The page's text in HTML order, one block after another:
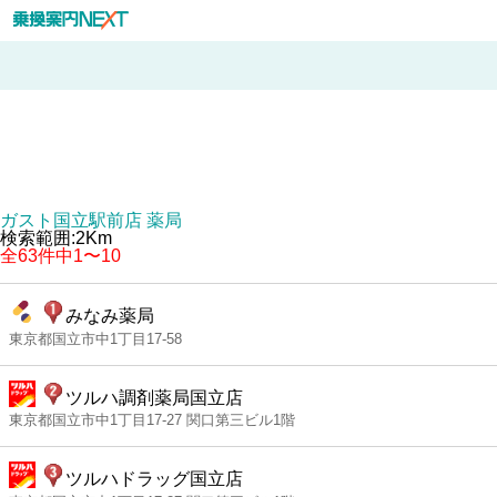
ガスト国立駅前店 薬局
検索範囲:2Km
全63件中1〜10
みなみ薬局
東京都国立市中1丁目17-58
ツルハ調剤薬局国立店
東京都国立市中1丁目17-27 関口第三ビル1階
ツルハドラッグ国立店